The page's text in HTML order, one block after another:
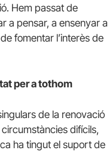
Hem passat de
a pensar, a ensenyar a
fomentar l’interès de
per a tothom
de la renovació
difícils,
ha tingut el suport de